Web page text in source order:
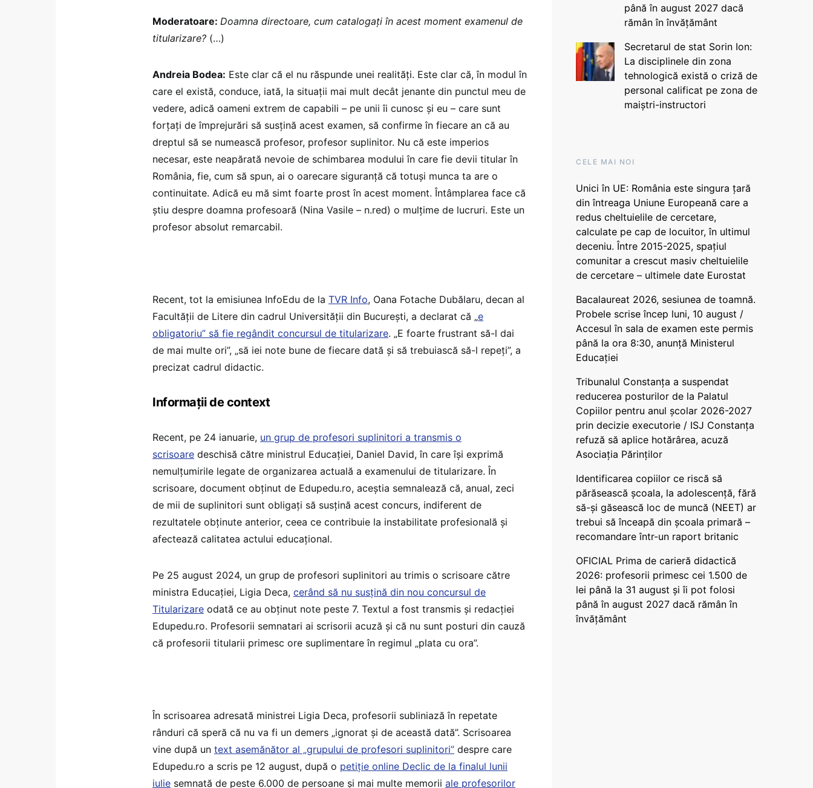
Moderatoare: Doamna directoare, cum catalogați în acest moment examenul de
titularizare? (…)
Andreia Bodea: Este clar că el nu răspunde unei realități. Este clar că, în modul în
care el există, conduce, iată, la situații mai mult decât jenante din punctul meu de
vedere, adică oameni extrem de capabili – pe unii îi cunosc și eu – care sunt
forțați de împrejurări să susțină acest examen, să confirme în fiecare an că au
dreptul să se numească profesor, profesor suplinitor. Nu că este imperios
necesar, este neapărată nevoie de schimbarea modului în care fie devii titular în
România, fie, cum să spun, ai o oarecare siguranță că totuși munca ta are o
continuitate. Adică eu mă simt foarte prost în acest moment. Întâmplarea face că
știu despre doamna profesoară (Nina Vasile – n.red) o mulțime de lucruri. Este un
profesor absolut remarcabil.
Recent, tot la emisiunea InfoEdu de la TVR Info, Oana Fotache Dubălaru, decan al
Facultății de Litere din cadrul Universității din București, a declarat că „e
obligatoriu” să fie regândit concursul de titularizare. „E foarte frustrant să-l dai
de mai multe ori”, „să iei note bune de fiecare dată și să trebuiască să-l repeți”, a
precizat cadrul didactic.
Informații de context
Recent, pe 24 ianuarie, un grup de profesori suplinitori a transmis o
scrisoare deschisă către ministrul Educației, Daniel David, în care își exprimă
nemulțumirile legate de organizarea actuală a examenului de titularizare. În
scrisoare, document obținut de Edupedu.ro, aceștia semnalează că, anual, zeci
de mii de suplinitori sunt obligați să susțină acest concurs, indiferent de
rezultatele obținute anterior, ceea ce contribuie la instabilitate profesională și
afectează calitatea actului educațional.
Pe 25 august 2024, un grup de profesori suplinitori au trimis o scrisoare către
ministra Educației, Ligia Deca, cerând să nu susțină din nou concursul de
Titularizare odată ce au obținut note peste 7. Textul a fost transmis și redacției
Edupedu.ro. Profesorii semnatari ai scrisorii acuză și că nu sunt posturi din cauză
că profesorii titularii primesc ore suplimentare în regimul „plata cu ora”.
În scrisoarea adresată ministrei Ligia Deca, profesorii subliniază în repetate
rânduri că speră că nu va fi un demers „ignorat și de această dată”. Scrisoarea
vine după un text asemănător al „grupului de profesori suplinitori” despre care
Edupedu.ro a scris pe 12 august, după o petiție online Declic de la finalul lunii
iulie semnată de peste 6.000 de persoane și mai multe memorii ale profesorilor
până în august 2027 dacă
rămân în învățământ
Secretarul de stat Sorin Ion:
La disciplinele din zona
tehnologică există o criză de
personal calificat pe zona de
maiștri-instructori
CELE MAI NOI
Unici în UE: România este singura țară
din întreaga Uniune Europeană care a
redus cheltuielile de cercetare,
calculate pe cap de locuitor, în ultimul
deceniu. Între 2015-2025, spațiul
comunitar a crescut masiv cheltuielile
de cercetare – ultimele date Eurostat
Bacalaureat 2026, sesiunea de toamnă.
Probele scrise încep luni, 10 august /
Accesul în sala de examen este permis
până la ora 8:30, anunță Ministerul
Educației
Tribunalul Constanța a suspendat
reducerea posturilor de la Palatul
Copiilor pentru anul școlar 2026-2027
prin decizie executorie / ISJ Constanța
refuză să aplice hotărârea, acuză
Asociația Părinților
Identificarea copiilor ce riscă să
părăsească școala, la adolescență, fără
să-și găsească loc de muncă (NEET) ar
trebui să înceapă din școala primară –
recomandare într-un raport britanic
OFICIAL Prima de carieră didactică
2026: profesorii primesc cei 1.500 de
lei până la 31 august și îi pot folosi
până în august 2027 dacă rămân în
învățământ